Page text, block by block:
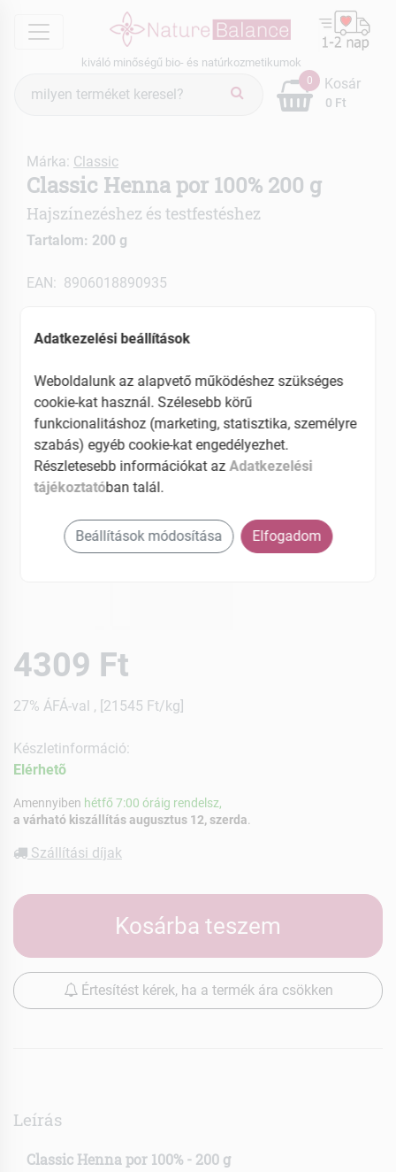
menu
kiváló minőségű bio- és natúrkozmetikumok
keresés
0
0 Ft
Kosár
Márka: Classic
Classic Henna por 100% 200 g
Hajszínezéshez és testfestéshez
Tartalom: 200 g
EAN: 8906018890935
4309 Ft
27% ÁFÁ-val , [21545 Ft/kg]
Készletinformáció:
Elérhetõ
Amennyiben hétfő 7:00 óráig rendelsz,
a várható kiszállítás augusztus 12, szerda
Szállítási díjak
Kosárba teszem
Értesítést kérek, ha a termék ára csökken
Leírás
Classic Henna por 100% - 200 g
Adatkezelési beállítások
Weboldalunk az alapvető működéshez szükséges
cookie-kat használ. Szélesebb körű
funkcionalitáshoz (marketing, statisztika, személyre
szabás) egyéb cookie-kat engedélyezhet.
Részletesebb információkat azAdatkezelési
tájékoztatóban talál.
Beállítások módosítása Elfogadom